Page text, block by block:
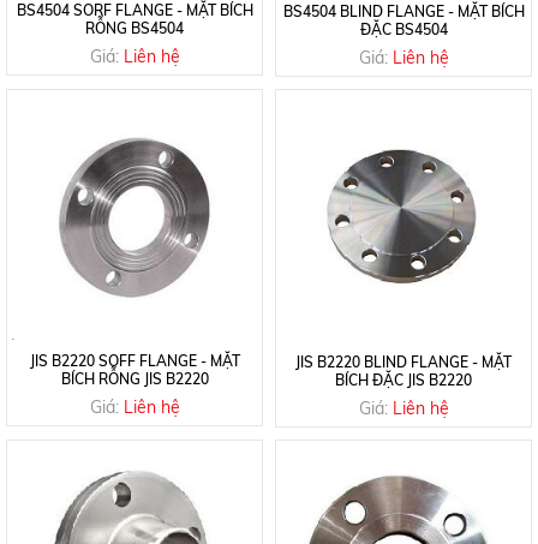
BS4504 SORF FLANGE - MẶT BÍCH
RỖNG BS4504
Giá: Liên hệ
BS4504 BLIND FLANGE - MẶT BÍCH
ĐẶC BS4504
Giá: Liên hệ
JIS B2220 SOFF FLANGE - MẶT
BÍCH RỖNG JIS B2220
Giá: Liên hệ
JIS B2220 BLIND FLANGE - MẶT
BÍCH ĐẶC JIS B2220
Giá: Liên hệ